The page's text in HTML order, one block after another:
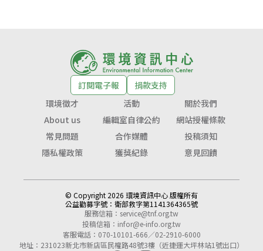
訂閱電子報
捐款支持
環境徵才
活動
關於我們
About us
編輯室自律公約
網站授權條款
常見問題
合作媒體
投稿須知
隱私權政策
獲獎紀錄 意見回饋
© Copyright 2026 環境資訊中心 版權所有
公益勸募字號： 衛部救字第1141364365號
服務信箱： service@tnf.org.tw
投稿信箱： infor@e-info.org.tw
客服電話：070-10101-666／02-2910-6000
地址：231023新北市新店區民權路48號3樓（近捷運大坪林站1號出口）